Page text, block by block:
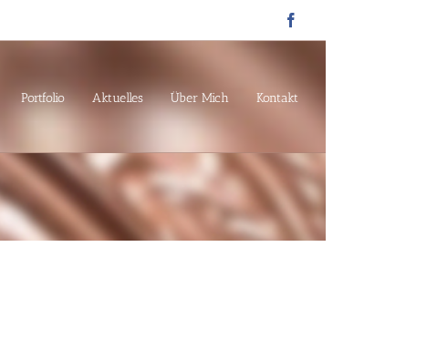
Portfolio Aktuelles Über Mich Kontakt